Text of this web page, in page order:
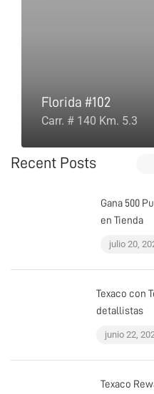
Florida #102
Carr. # 140 Km. 5.3
Recent Posts
Gana 500
en Tienda
julio 20,
Texaco con
detallistas
junio 22,
Texaco